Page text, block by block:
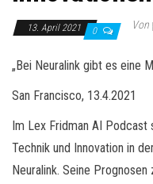
13. April 2021 0 Von
„Bei Neuralink gibt es eine
San Francisco, 13.4.2021
Im Lex Fridman AI Podcast
Technik und Innovation in
Neuralink. Seine